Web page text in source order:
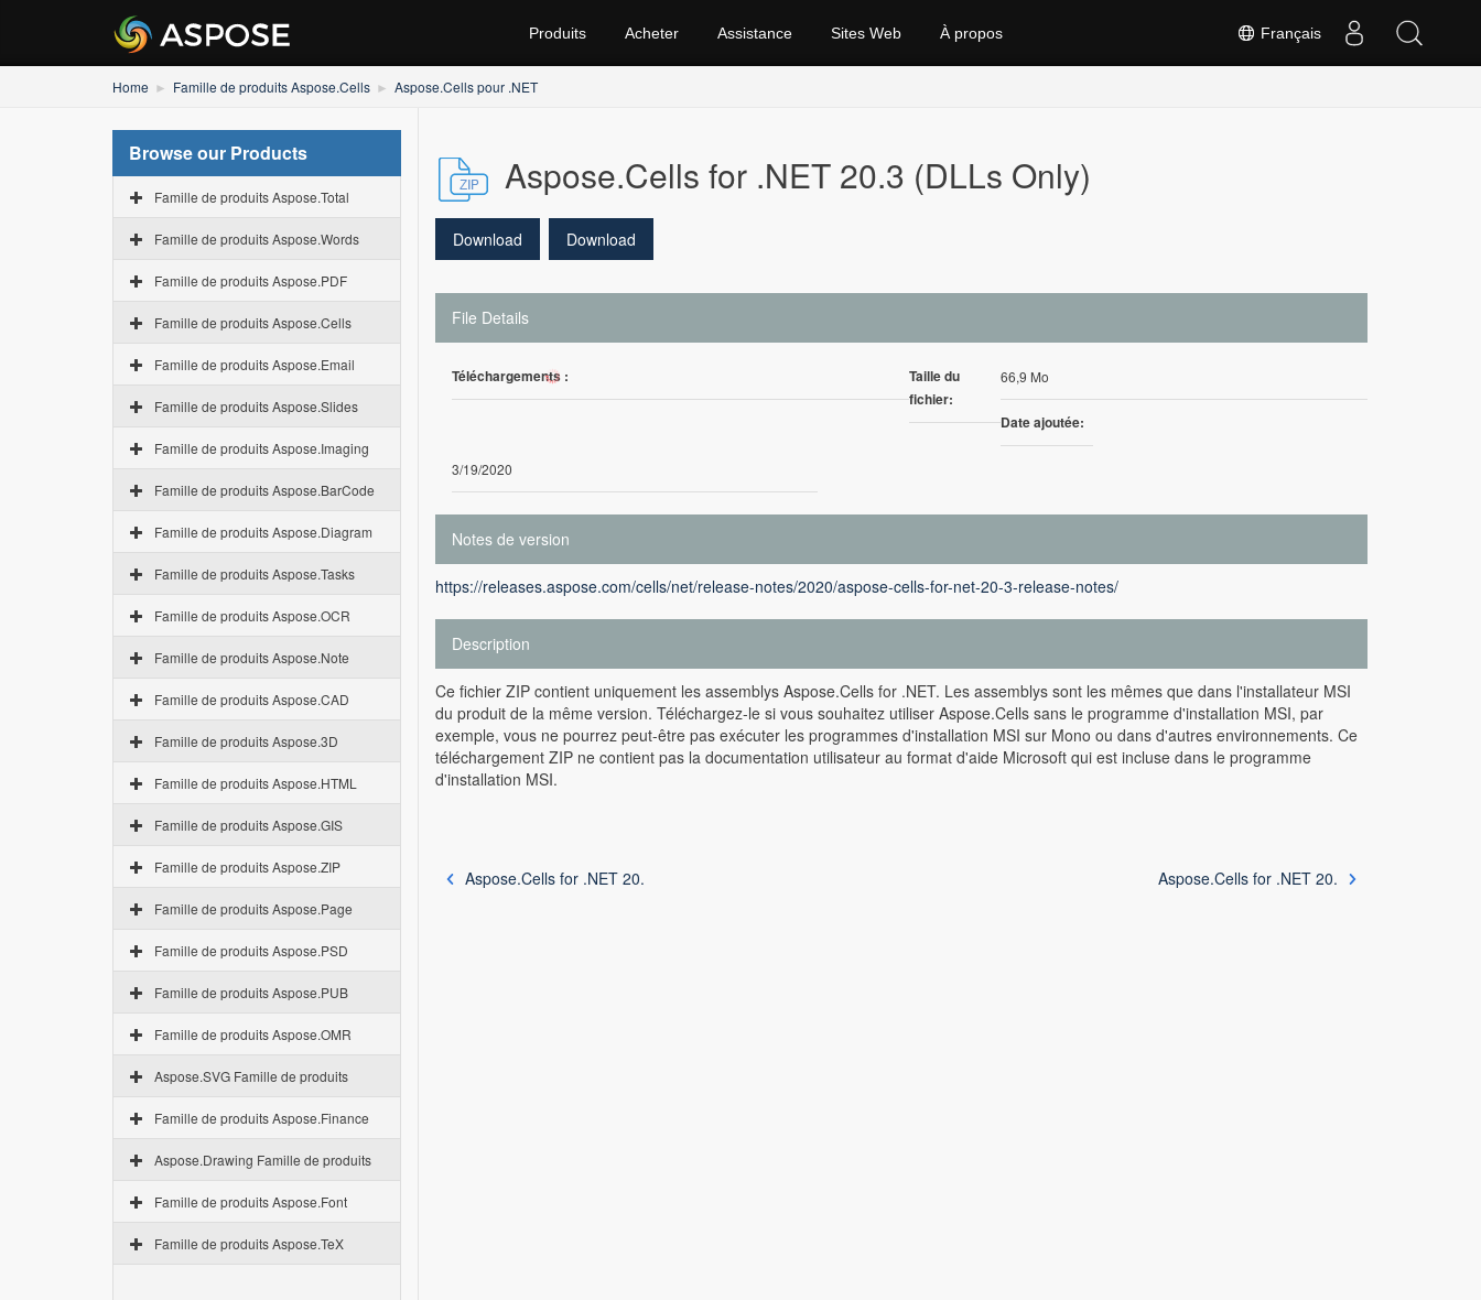
Français
Produits Acheter Assistance Sites Web À propos
Home Famille de produits Aspose.Cells Aspose.Cells pour .NET
Browse our Products
Famille de produits Aspose.Total
Famille de produits Aspose.Words
Famille de produits Aspose.PDF
Famille de produits Aspose.Cells
Famille de produits Aspose.Email
Famille de produits Aspose.Slides
Famille de produits Aspose.Imaging
Famille de produits Aspose.BarCode
Famille de produits Aspose.Diagram
Famille de produits Aspose.Tasks
Famille de produits Aspose.OCR
Famille de produits Aspose.Note
Famille de produits Aspose.CAD
Famille de produits Aspose.3D
Famille de produits Aspose.HTML
Famille de produits Aspose.GIS
Famille de produits Aspose.ZIP
Famille de produits Aspose.Page
Famille de produits Aspose.PSD
Famille de produits Aspose.PUB
Famille de produits Aspose.OMR
Aspose.SVG Famille de produits
Famille de produits Aspose.Finance
Aspose.Drawing Famille de produits
Famille de produits Aspose.Font
Famille de produits Aspose.TeX
Aspose.Cells for .NET 20.3 (DLLs Only)
Download Download
File Details
Téléchargements :
98
Taille du
fichier:
66,9 Mo
Date ajoutée:
3/19/2020
Notes de version
https://releases.aspose.com/cells/net/release-notes/2020/aspose-cells-for-net-20-3-release-notes/
Description
Ce fichier ZIP contient uniquement les assemblys Aspose.Cells for .NET. Les assemblys sont les mêmes que dans l'installateur MSI
du produit de la même version. Téléchargez-le si vous souhaitez utiliser Aspose.Cells sans le programme d'installation MSI, par
exemple, vous ne pourrez peut-être pas exécuter les programmes d'installation MSI sur Mono ou dans d'autres environnements. Ce
téléchargement ZIP ne contient pas la documentation utilisateur au format d'aide Microsoft qui est incluse dans le programme
d'installation MSI.
Aspose.Cells for .NET 20. Aspose.Cells for .NET 20.